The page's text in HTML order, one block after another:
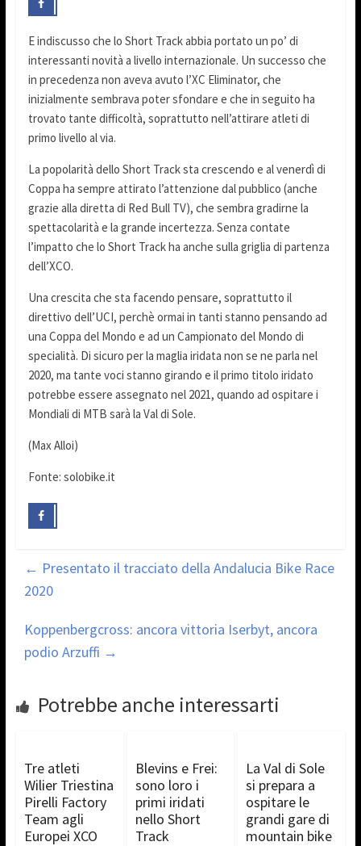
E indiscusso che lo Short Track abbia portato un po’ di
interessanti novità a livello internazionale. Un successo che
in precedenza non aveva avuto l’XC Eliminator, che
inizialmente sembrava poter sfondare e che in seguito ha
trovato tante difficoltà, soprattutto nell’attirare atleti di
primo livello al via.
La popolarità dello Short Track sta crescendo e al venerdì di
Coppa ha sempre attirato l’attenzione dal pubblico (anche
grazie alla diretta di Red Bull TV), che sembra gradirne la
spettacolarità e la grande incertezza. Senza contate
l’impatto che lo Short Track ha anche sulla griglia di partenza
dell’XCO.
Una crescita che sta facendo pensare, soprattutto il
direttivo dell’UCI, perchè ormai in tanti stanno pensando ad
una Coppa del Mondo e ad un Campionato del Mondo di
specialità. Di sicuro per la maglia iridata non se ne parla nel
2020, ma tante voci stanno girando e il primo titolo iridato
potrebbe essere assegnato nel 2021, quando ad ospitare i
Mondiali di MTB sarà la Val di Sole.
(Max Alloi)
Fonte: solobike.it
← Presentato il tracciato della Andalucia Bike Race
2020
Koppenbergcross: ancora vittoria Iserbyt, ancora
podio Arzuffi →
Potrebbe anche interessarti
Tre atleti
Wilier Triestina
Pirelli Factory
Team agli
Europei XCO
Blevins e Frei:
sono loro i
primi iridati
nello Short
Track
La Val di Sole
si prepara a
ospitare le
grandi gare di
mountain bike